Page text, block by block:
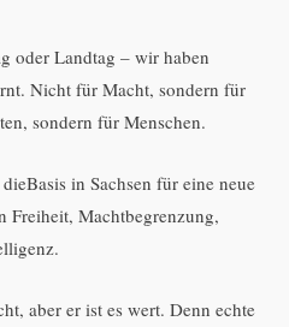
oder Landtag – wir haben
Nicht für Macht, sondern für
sondern für Menschen.
in Sachsen für eine neue
Freiheit, Machtbegrenzung,
aber er ist es wert. Denn echte